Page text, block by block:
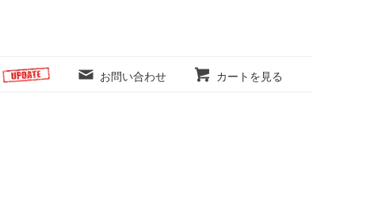
お問い合わせ カートを見る